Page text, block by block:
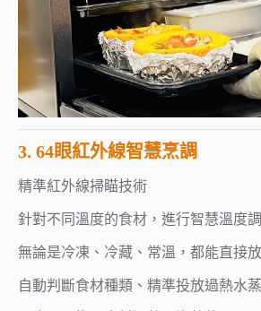
3. 64眼紅外線智慧烹調
精準紅外線掃瞄技術
針對不同溫度的食材，進行智慧溫度
無論是冷凍、冷藏、常溫，都能直接
自動判斷食材種類、精準投放過熱水